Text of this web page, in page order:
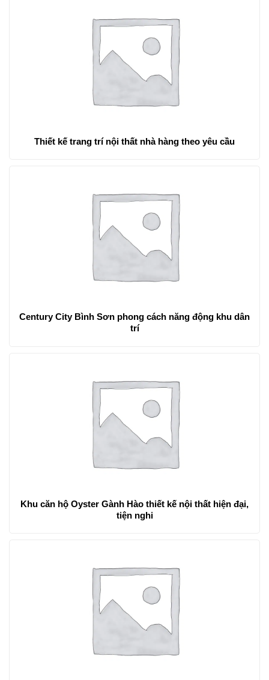
Thiết kế trang trí nội thất nhà hàng theo yêu cầu
Century City Bình Sơn phong cách năng động khu dân
trí
Khu căn hộ Oyster Gành Hào thiết kế nội thất hiện đại,
tiện nghi